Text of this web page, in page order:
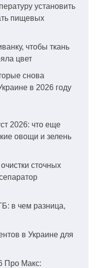
установить
пищевых
чтобы ткань
цвет
снова
в 2026 году
2026: что еще
овощи и зелень
сточных
в чем разница,
в Украине для
Про Макс: